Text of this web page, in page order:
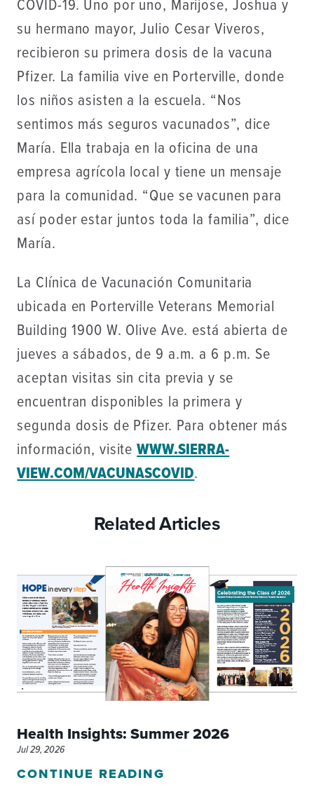
COVID-19. Uno por uno, Marijose, Joshua y
su hermano mayor, Julio Cesar Viveros,
recibieron su primera dosis de la vacuna
Pfizer. La familia vive en Porterville, donde
los niños asisten a la escuela. “Nos
sentimos más seguros vacunados”, dice
María. Ella trabaja en la oficina de una
empresa agrícola local y tiene un mensaje
para la comunidad. “Que se vacunen para
así poder estar juntos toda la familia”, dice
María.
La Clínica de Vacunación Comunitaria
ubicada en Porterville Veterans Memorial
Building 1900 W. Olive Ave. está abierta de
jueves a sábados, de 9 a.m. a 6 p.m. Se
aceptan visitas sin cita previa y se
encuentran disponibles la primera y
segunda dosis de Pfizer. Para obtener más
información, visiteWWW.SIERRA-
VIEW.COM/VACUNASCOVID.
Related Articles
Health Insights: Summer 2026
Jul 29, 2026
CONTINUE READING